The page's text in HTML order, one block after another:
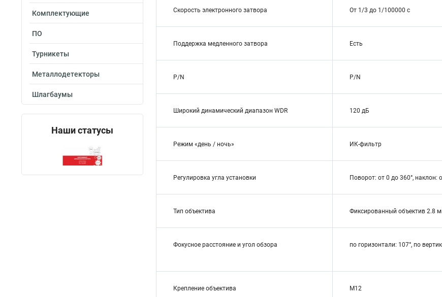
Комплектующие
ПО
Турникеты
Металлодетекторы
Шлагбаумы
Наши статусы
Скорость электронного затвора От 1/3 до 1/100000 с
Поддержка медленного затвора Есть
P/N P/N
Широкий динамический диапазон WDR 120 дБ
Режим «день / ночь» ИК-фильтр
Регулировка угла установки Поворот: от 0 до 360°, наклон:
Тип объектива Фиксированный объектив 2.8
Фокусное расстояние и угол обзора по горизонтали: 107°, по
Крепление объектива M12